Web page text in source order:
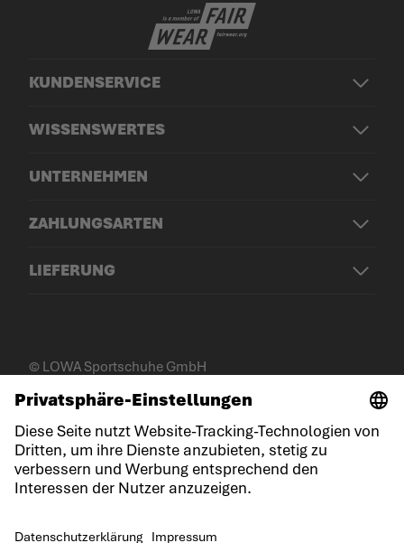
KUNDENSERVICE
WISSENSWERTES
UNTERNEHMEN
ZAHLUNGSARTEN
LIEFERUNG
© LOWA Sportschuhe GmbH
Impressum
Datenschutz
Cookies